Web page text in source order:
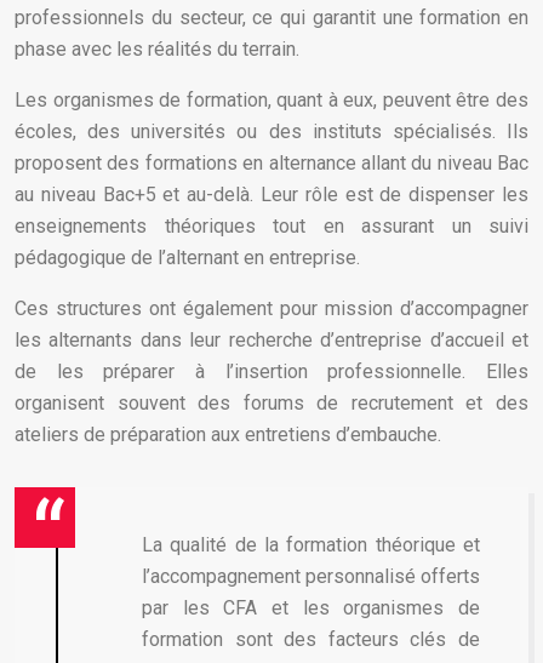
professionnels du secteur, ce qui garantit une formation en
phase avec les réalités du terrain.
Les organismes de formation, quant à eux, peuvent être des
écoles, des universités ou des instituts spécialisés. Ils
proposent des formations en alternance allant du niveau Bac
au niveau Bac+5 et au-delà. Leur rôle est de dispenser les
enseignements théoriques tout en assurant un suivi
pédagogique de l’alternant en entreprise.
Ces structures ont également pour mission d’accompagner
les alternants dans leur recherche d’entreprise d’accueil et
de les préparer à l’insertion professionnelle. Elles
organisent souvent des forums de recrutement et des
ateliers de préparation aux entretiens d’embauche.
La qualité de la formation théorique et
l’accompagnement personnalisé offerts
par les CFA et les organismes de
formation sont des facteurs clés de